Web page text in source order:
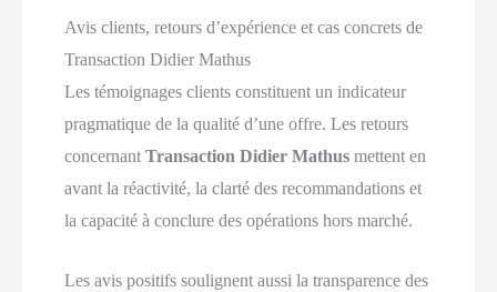
Avis clients, retours d’expérience et cas concrets de
Transaction Didier Mathus
Les témoignages clients constituent un indicateur
pragmatique de la qualité d’une offre. Les retours
concernantTransaction Didier Mathus mettent en
avant la réactivité, la clarté des recommandations et
la capacité à conclure des opérations hors marché.
Les avis positifs soulignent aussi la transparence des